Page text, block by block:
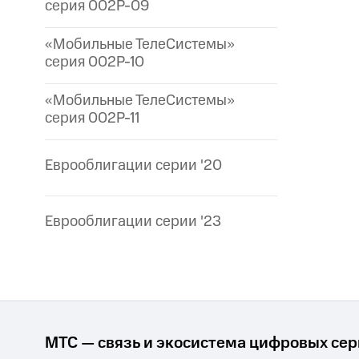
серия 002P-09
«Мобильные ТелеСистемы»
серия 002P-10
«Мобильные ТелеСистемы»
серия 002P-11
Еврооблигации серии '20
Еврооблигации серии '23
МТС — связь и экосистема цифровых